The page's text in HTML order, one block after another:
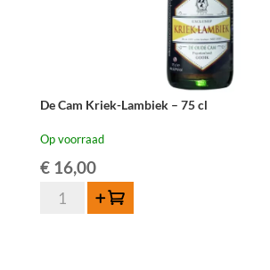
De Cam Kriek-Lambiek – 75 cl
Op voorraad
€16,00
Toevoegen